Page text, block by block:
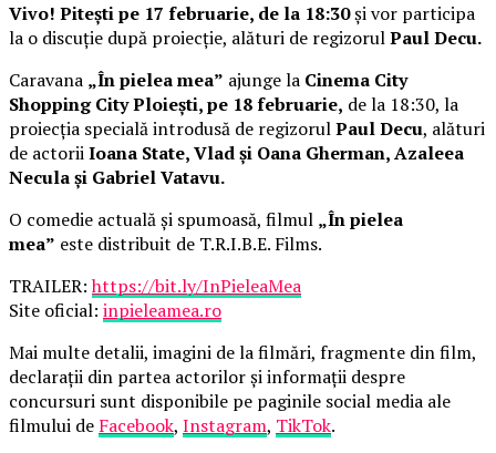
Vivo! Pitești pe 17 februarie, de la 18:30și vor participa
la o discuție după proiecție, alături de regizorulPaul Decu.
Caravana „În pielea mea” ajunge la Cinema City
Shopping City Ploiești, pe 18 februarie, de la 18:30, la
proiecția specială introdusă de regizorulPaul Decu, alături
de actoriiIoana State, Vlad și Oana Gherman, Azaleea
Necula și Gabriel Vatavu.
O comedie actuală și spumoasă, filmul „În pielea
mea” este distribuit de T.R.I.B.E. Films.
TRAILER:https://bit.ly/InPieleaMea
Site oficial: inpieleamea.ro
Mai multe detalii, imagini de la filmări, fragmente din film,
declarații din partea actorilor și informații despre
concursuri sunt disponibile pe paginile social media ale
filmului de Facebook, Instagram, TikTok.